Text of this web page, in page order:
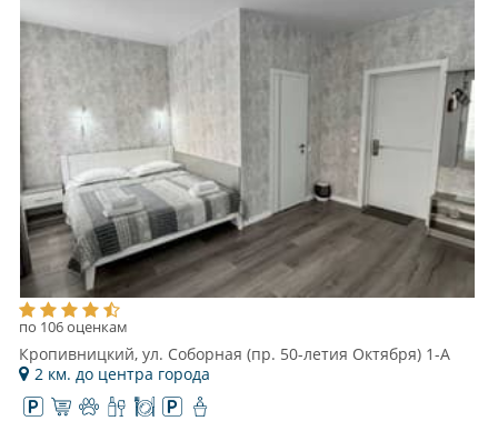
по 106 оценкам
Кропивницкий, ул. Соборная (пр. 50-летия Октября) 1-А
2 км. до центра города